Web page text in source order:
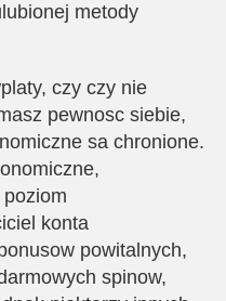
metody
czy czy nie
pewnosc siebie,
sa chronione.
konta
powitalnych,
spinow,